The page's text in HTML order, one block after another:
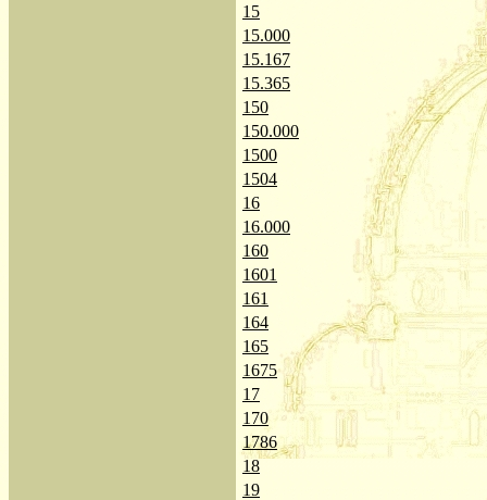
15
15.000
15.167
15.365
150
150.000
1500
1504
16
16.000
160
1601
161
164
165
1675
17
170
1786
18
19